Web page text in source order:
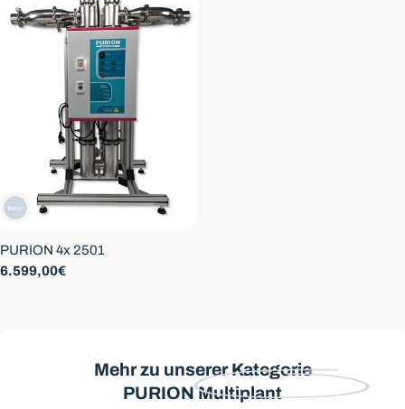
PURION 4x 2501
Regulärer
6.599,00€
Mehr zu unserer Kategorie
PURION Multiplant